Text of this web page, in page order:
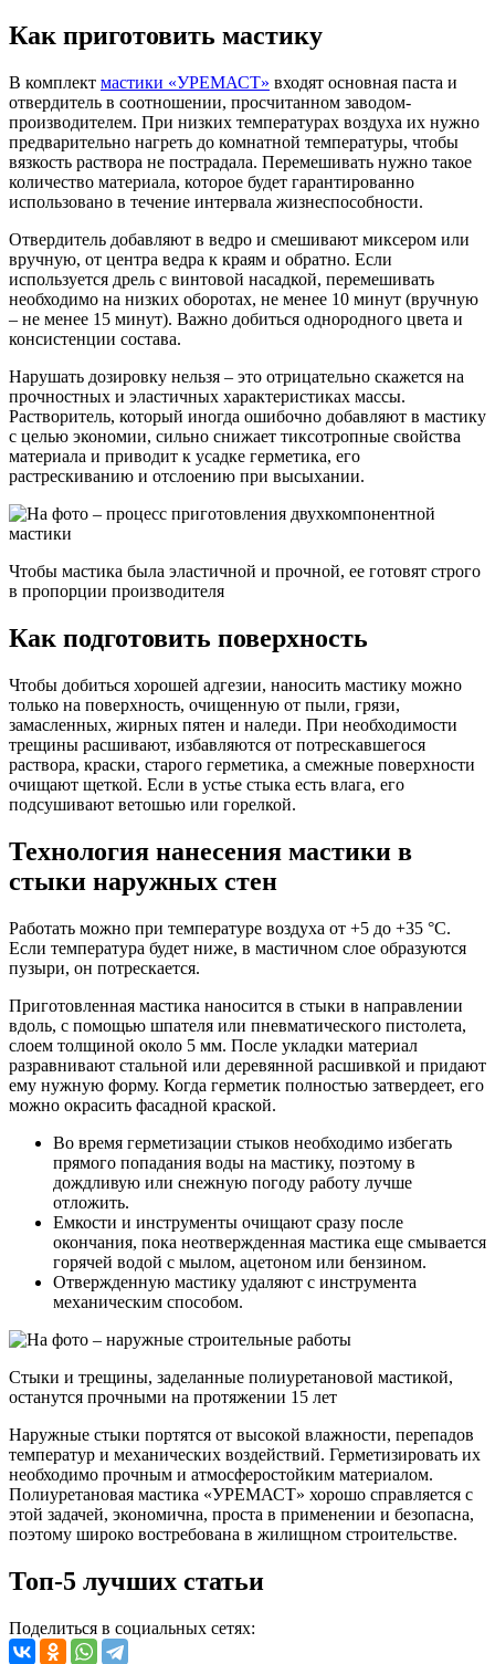
Как приготовить мастику
В комплект мастики «УРЕМАСТ» входят основная паста и
отвердитель в соотношении, просчитанном заводом-
производителем. При низких температурах воздуха их нужно
предварительно нагреть до комнатной температуры, чтобы
вязкость раствора не пострадала. Перемешивать нужно такое
количество материала, которое будет гарантированно
использовано в течение интервала жизнеспособности.
Отвердитель добавляют в ведро и смешивают миксером или
вручную, от центра ведра к краям и обратно. Если
используется дрель с винтовой насадкой, перемешивать
необходимо на низких оборотах, не менее 10 минут (вручную
– не менее 15 минут). Важно добиться однородного цвета и
консистенции состава.
Нарушать дозировку нельзя – это отрицательно скажется на
прочностных и эластичных характеристиках массы.
Растворитель, который иногда ошибочно добавляют в мастику
с целью экономии, сильно снижает тиксотропные свойства
материала и приводит к усадке герметика, его
растрескиванию и отслоению при высыхании.
Чтобы мастика была эластичной и прочной, ее готовят строго
в пропорции производителя
Как подготовить поверхность
Чтобы добиться хорошей адгезии, наносить мастику можно
только на поверхность, очищенную от пыли, грязи,
замасленных, жирных пятен и наледи. При необходимости
трещины расшивают, избавляются от потрескавшегося
раствора, краски, старого герметика, а смежные поверхности
очищают щеткой. Если в устье стыка есть влага, его
подсушивают ветошью или горелкой.
Технология нанесения мастики в
стыки наружных стен
Работать можно при температуре воздуха от +5 до +35 °С.
Если температура будет ниже, в мастичном слое образуются
пузыри, он потрескается.
Приготовленная мастика наносится в стыки в направлении
вдоль, с помощью шпателя или пневматического пистолета,
слоем толщиной около 5 мм. После укладки материал
разравнивают стальной или деревянной расшивкой и придают
ему нужную форму. Когда герметик полностью затвердеет, его
можно окрасить фасадной краской.
Во время герметизации стыков необходимо избегать
прямого попадания воды на мастику, поэтому в
дождливую или снежную погоду работу лучше
отложить.
Емкости и инструменты очищают сразу после
окончания, пока неотвержденная мастика еще смывается
горячей водой с мылом, ацетоном или бензином.
Отвержденную мастику удаляют с инструмента
механическим способом.
Стыки и трещины, заделанные полиуретановой мастикой,
останутся прочными на протяжении 15 лет
Наружные стыки портятся от высокой влажности, перепадов
температур и механических воздействий. Герметизировать их
необходимо прочным и атмосферостойким материалом.
Полиуретановая мастика «УРЕМАСТ» хорошо справляется с
этой задачей, экономична, проста в применении и безопасна,
поэтому широко востребована в жилищном строительстве.
Топ-5 лучших статьи
Поделиться в социальных сетях: